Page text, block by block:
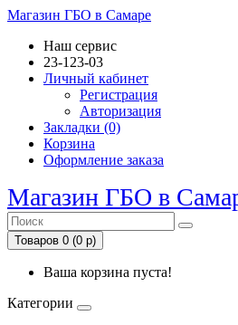
Магазин ГБО в Самаре
Наш сервис
23-123-03
Личный кабинет
Регистрация
Авторизация
Закладки (0)
Корзина
Оформление заказа
Магазин ГБО в
Товаров 0 (0 р)
Ваша корзина пуста!
Категории